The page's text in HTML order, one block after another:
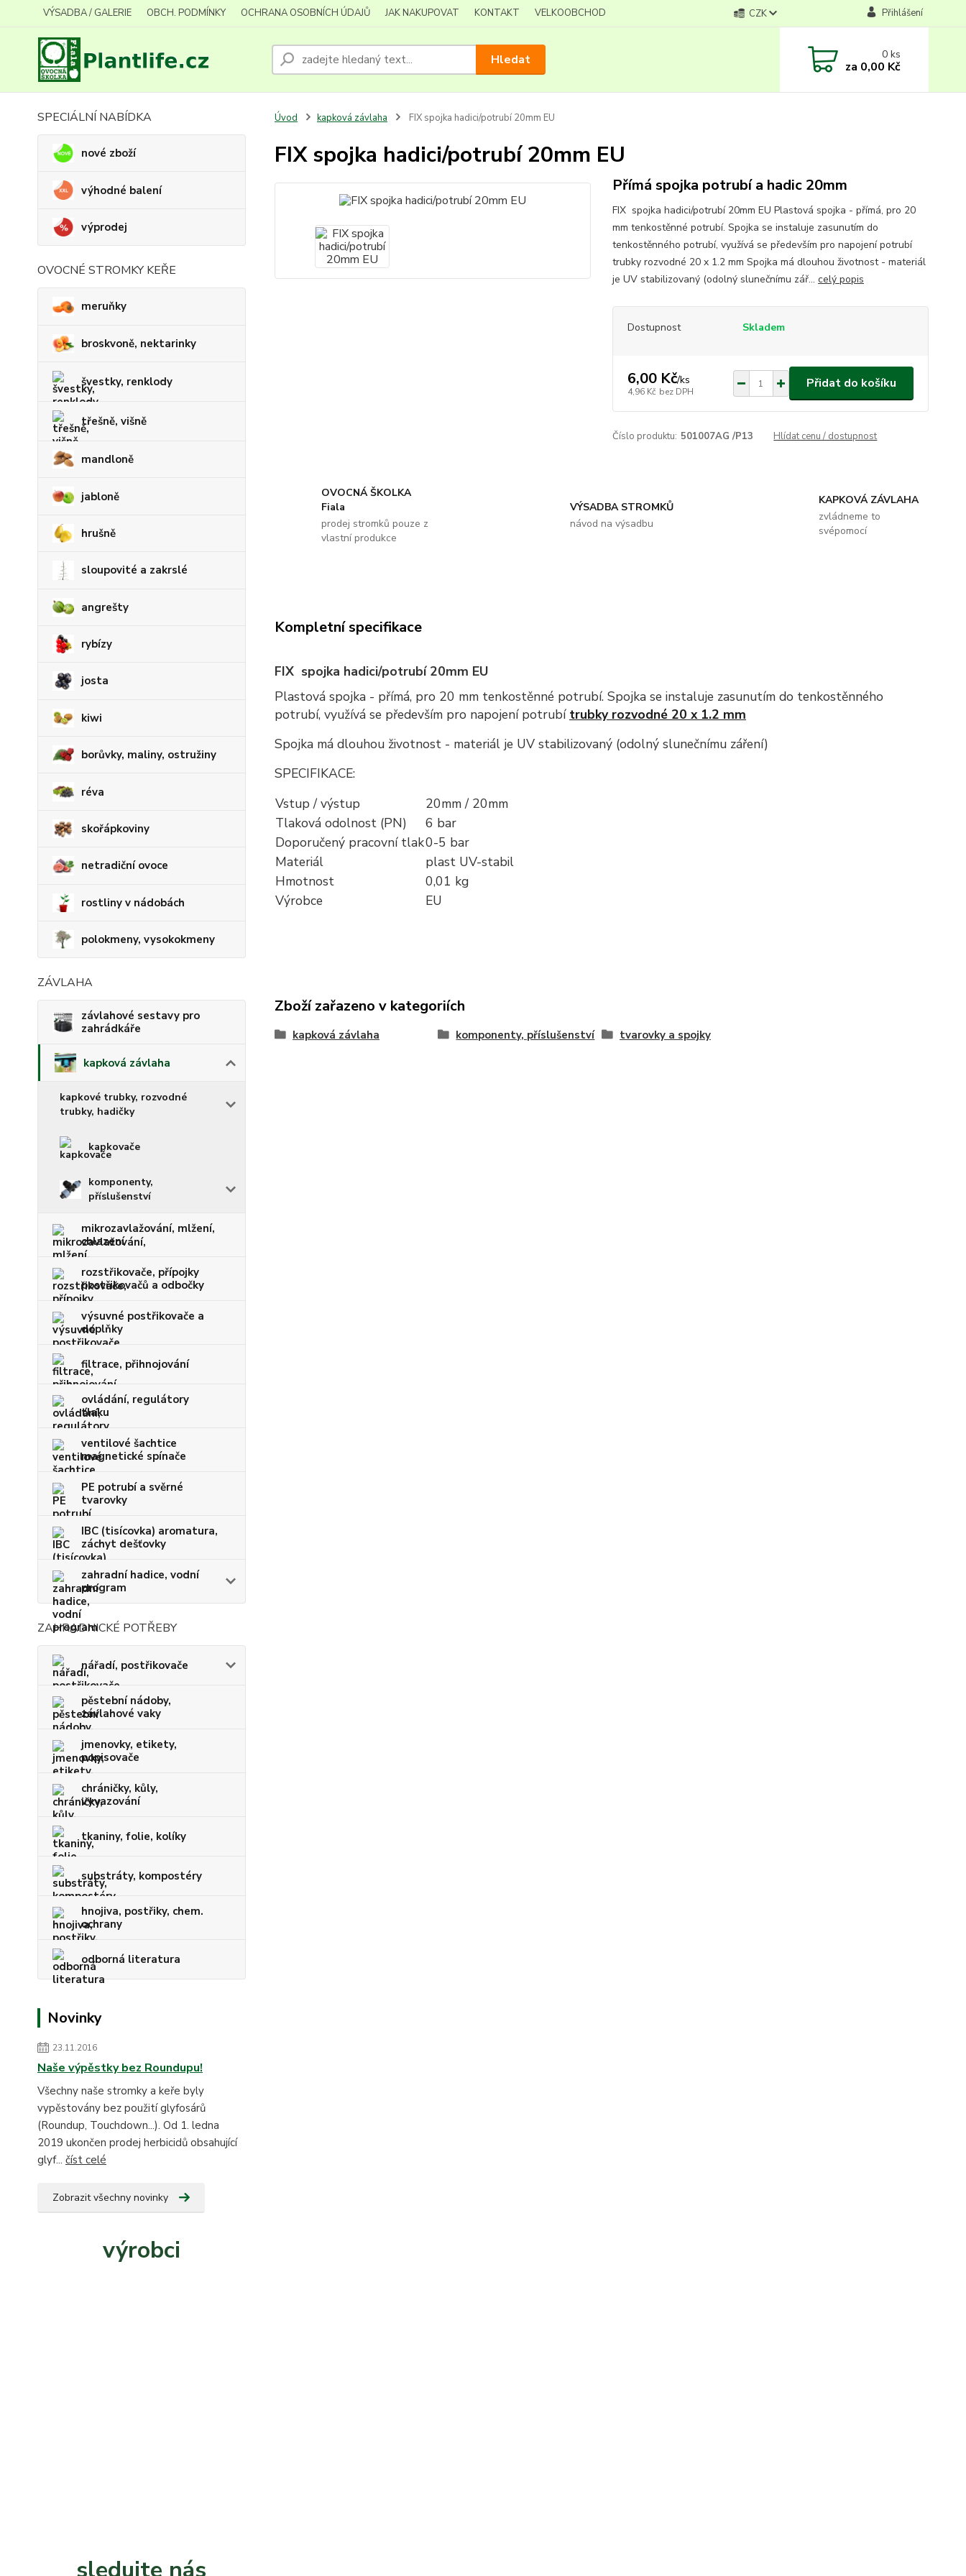
VÝSADBA / GALERIE OBCH. PODMÍNKY OCHRANA OSOBNÍCH ÚDAJŮ JAK NAKUPOVAT KONTAKT VELKOOBCHOD CZK Přihlášení
Hledat 0ks
za 0,00 Kč
SPECIÁLNÍ NABÍDKA
nové zboží
výhodné balení
výprodej
OVOCNÉ STROMKY KEŘE
meruňky
broskvoně, nektarinky
švestky, renklody
třešně, višně
mandloně
jabloně
hrušně
sloupovité a zakrslé
angrešty
rybízy
josta
kiwi
borůvky, maliny, ostružiny
réva
skořápkoviny
netradiční ovoce
rostliny v nádobách
polokmeny, vysokokmeny
ZÁVLAHA
závlahové sestavy pro
zahrádkáře
kapková závlaha
kapkové trubky, rozvodné
trubky, hadičky
kapkovače
komponenty,
příslušenství
mikrozavlažování, mlžení,
chlazení
rozstřikovače, přípojky
postřikovačů a odbočky
výsuvné postřikovače a
doplňky
filtrace, přihnojování
ovládání, regulátory
tlaku
ventilové šachtice
magnetické spínače
PE potrubí a svěrné
tvarovky
IBC (tisícovka) aromatura,
záchyt dešťovky
zahradní hadice, vodní
program
ZAHRADNICKÉ POTŘEBY
nářadí, postřikovače
pěstební nádoby,
závlahové vaky
jmenovky, etikety,
popisovače
chráničky, kůly,
vyvazování
tkaniny, folie, kolíky
substráty, kompostéry
hnojiva, postřiky, chem.
ochrany
odborná literatura
Novinky
23.11.2016
Naše výpěstky bez Roundupu!
Všechny naše stromky a keře byly
vypěstovány bez použití glyfosárů
(Roundup, Touchdown...). Od 1. ledna
2019 ukončen prodej herbicidů obsahující
glyf... číst celé
Zobrazit všechny novinky
výrobci
sledujte nás
Úvod kapková závlaha FIX spojka hadici/potrubí 20mm EU
FIX spojka hadici/potrubí 20mm EU
Přímá spojka potrubí a hadic 20mm
FIX spojka hadici/potrubí 20mm EU Plastová spojka - přímá, pro 20
mm tenkostěnné potrubí. Spojka se instaluje zasunutím do
tenkostěnného potrubí, využívá se především pro napojení potrubí
trubky rozvodné 20 x 1.2 mm Spojka má dlouhou životnost - materiál
je UV stabilizovaný (odolný slunečnímu zář... celý popis
Dostupnost Skladem
6,00 Kč/ks
4,96 Kč bez DPH
Přidat do košíku
Číslo produktu: 501007AG /P13 Hlídat cenu / dostupnost
OVOCNÁ ŠKOLKA
Fiala
prodej stromků pouze z
vlastní produkce
VÝSADBA STROMKŮ
návod na výsadbu
KAPKOVÁ ZÁVLAHA
zvládneme to
svépomocí
Kompletní specifikace
FIX spojka hadici/potrubí 20mm EU
Plastová spojka - přímá, pro 20 mm tenkostěnné potrubí. Spojka se instaluje zasunutím do tenkostěnného
potrubí, využívá se především pro napojení potrubí trubky rozvodné 20 x 1.2 mm
Spojka má dlouhou životnost - materiál je UV stabilizovaný (odolný slunečnímu záření)
SPECIFIKACE:
Vstup / výstup
20mm / 20mm
Tlaková odolnost (PN)
6 bar
Doporučený pracovní tlak0-5 bar
Materiál
plast UV-stabil
Hmotnost
0,01 kg
Výrobce
EU
Zboží zařazeno v kategoriích
kapková závlaha komponenty, příslušenství tvarovky a spojky